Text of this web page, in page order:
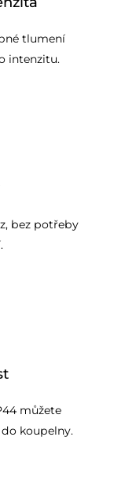
tlumení
intenzitu.
bez potřeby
můžete
koupelny.